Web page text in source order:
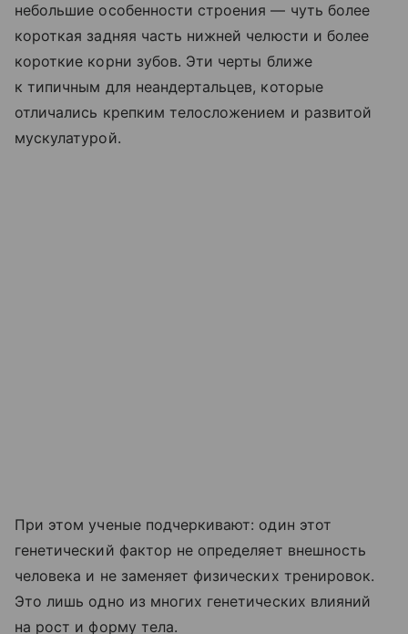
небольшие особенности строения — чуть более
короткая задняя часть нижней челюсти и более
короткие корни зубов. Эти черты ближе
к типичным для неандертальцев, которые
отличались крепким телосложением и развитой
мускулатурой.
При этом ученые подчеркивают: один этот
генетический фактор не определяет внешность
человека и не заменяет физических тренировок.
Это лишь одно из многих генетических влияний
на рост и форму тела.